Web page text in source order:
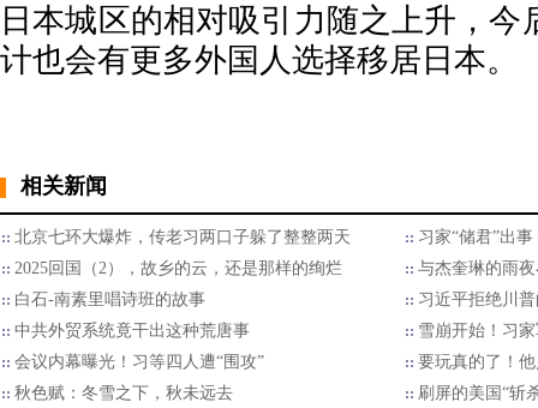
日本城区的相对吸引力随之上升，今
计也会有更多外国人选择移居日本。
相关新闻
北京七环大爆炸，传老习两口子躲了整整两天
习家“储君”出
2025回国（2），故乡的云，还是那样的绚烂
与杰奎琳的雨
白石-南素里唱诗班的故事
习近平拒绝川普
中共外贸系统竟干出这种荒唐事
雪崩开始！习
会议内幕曝光！习等四人遭“围攻”
要玩真的了！
秋色赋：冬雪之下，秋未远去
刷屏的美国“斩